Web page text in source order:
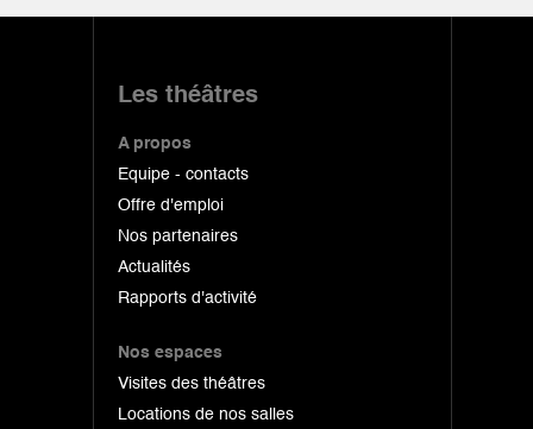
Les théâtres
A propos
Equipe - contacts
Offre d'emploi
Nos partenaires
Actualités
Rapports d'activité
Nos espaces
Visites des théâtres
Locations de nos salles